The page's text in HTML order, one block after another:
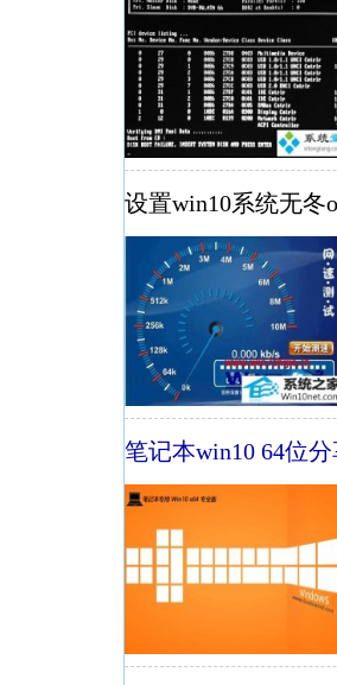
设置win10系统无冬
笔记本win10 64位